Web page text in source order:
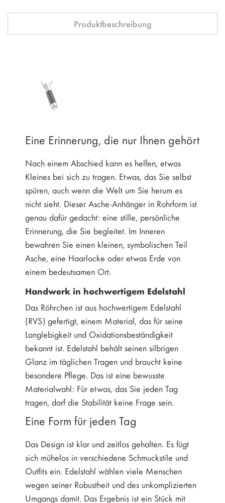
Produktbeschreibung
Eine Erinnerung, die nur Ihnen gehört
Nach einem Abschied kann es helfen, etwas
Kleines bei sich zu tragen. Etwas, das Sie selbst
spüren, auch wenn die Welt um Sie herum es
nicht sieht. Dieser Asche-Anhänger in Rohrform ist
genau dafür gedacht: eine stille, persönliche
Erinnerung, die Sie begleitet. Im Inneren
bewahren Sie einen kleinen, symbolischen Teil
Asche, eine Haarlocke oder etwas Erde von
einem bedeutsamen Ort.
Handwerk in hochwertigem Edelstahl
Das Röhrchen ist aus hochwertigem Edelstahl
(RVS) gefertigt, einem Material, das für seine
Langlebigkeit und Oxidationsbeständigkeit
bekannt ist. Edelstahl behält seinen silbrigen
Glanz im täglichen Tragen und braucht keine
besondere Pflege. Das ist eine bewusste
Materialwahl: Für etwas, das Sie jeden Tag
tragen, darf die Stabilität keine Frage sein.
Eine Form für jeden Tag
Das Design ist klar und zeitlos gehalten. Es fügt
sich mühelos in verschiedene Schmuckstile und
Outfits ein. Edelstahl wählen viele Menschen
wegen seiner Robustheit und des unkomplizierten
Umgangs damit. Das Ergebnis ist ein Stück mit